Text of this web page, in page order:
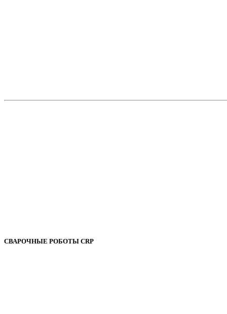
СВАРОЧНЫЕ РОБОТЫ CRP